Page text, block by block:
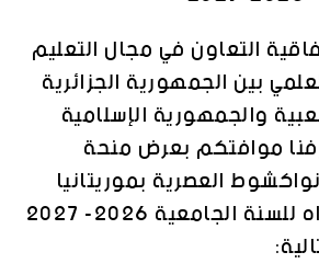
التعاون في مجال التعليم
بين الجمهورية الجزائرية
والجمهورية الإسلامية
موافتكم بعرض منحة
العصرية بموريتانيا
في طور الدكتوراه للسنة الجامعية 2026- 2027